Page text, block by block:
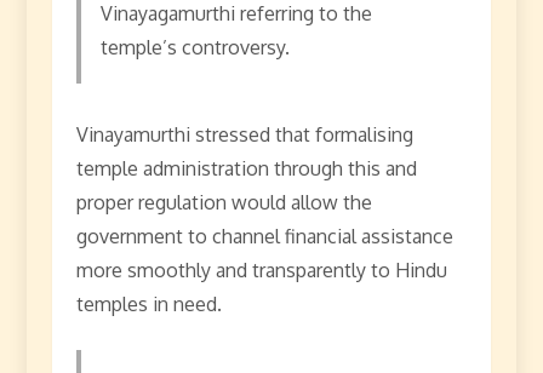
Vinayagamurthi referring to the
temple’s controversy.
Vinayamurthi stressed that formalising
temple administration through this and
proper regulation would allow the
government to channel financial assistance
more smoothly and transparently to Hindu
temples in need.